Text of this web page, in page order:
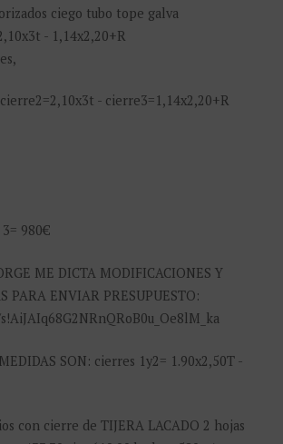
ciego tubo tope galva
- 1,14x2,20+R
- cierre3=1,14x2,20+R
980€
ME DICTA MODIFICACIONES Y
PARA ENVIAR PRESUPUESTO:
SON: cierres 1y2= 1.90x2,50T -
con cierre de TIJERA LACADO 2 hojas